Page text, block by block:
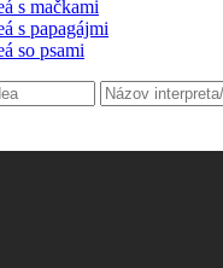
s mačkami
s papagájmi
so psami